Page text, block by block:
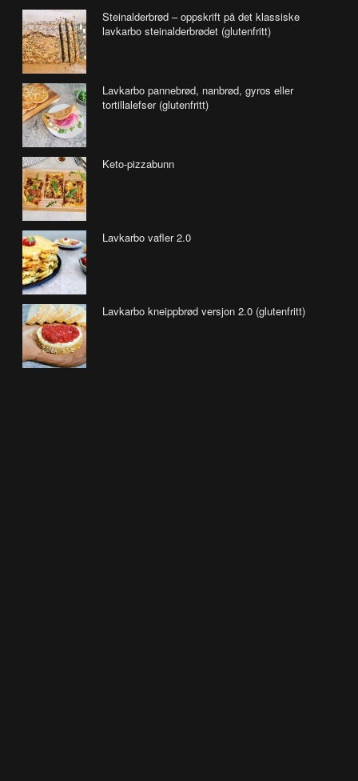
Steinalderbrød – oppskrift på det klassiske
lavkarbo steinalderbrødet (glutenfritt)
Lavkarbo pannebrød, nanbrød, gyros eller
tortillalefser (glutenfritt)
Keto-pizzabunn
Lavkarbo vafler 2.0
Lavkarbo kneippbrød versjon 2.0 (glutenfritt)